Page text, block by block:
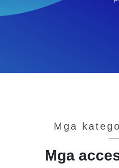
Mga
Mga